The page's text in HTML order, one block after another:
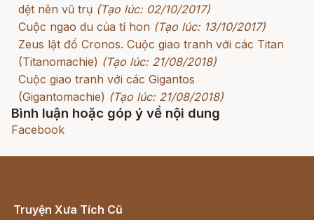
dệt nên vũ trụ (Tạo lúc: 02/10/2017)
Cuộc ngao du của tí hon (Tạo lúc: 13/10/2017)
Zeus lật đổ Cronos. Cuộc giao tranh với các Titan
(Titanomachie) (Tạo lúc: 21/08/2018)
Cuộc giao tranh với các Gigantos
(Gigantomachie) (Tạo lúc: 21/08/2018)
Bình luận hoặc góp ý về nội dung
Facebook
Truyện Xưa Tích Cũ